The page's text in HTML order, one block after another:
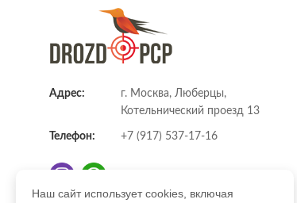
Адрес:
г. Москва, Люберцы,
Котельнический проезд 13
Телефон: +7 (917) 537-17-16
Наш сайт использует cookies, включая